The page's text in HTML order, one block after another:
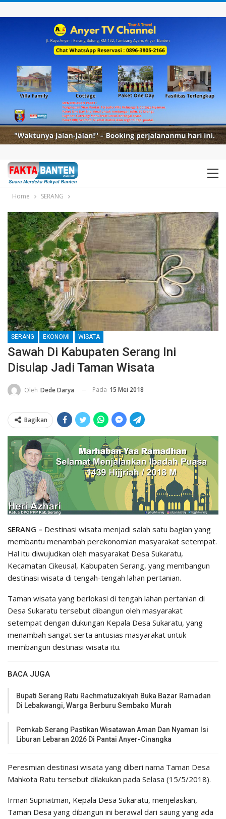
Home SERANG
SERANG EKONOMI WISATA
Sawah Di Kabupaten Serang Ini
Disulap Jadi Taman Wisata
Oleh Dede Darya Pada 15 Mei 2018
Bagikan
SERANG – Destinasi wisata menjadi salah satu bagian yang
membantu menambah perekonomian masyarakat setempat.
Hal itu diwujudkan oleh masyarakat Desa Sukaratu,
Kecamatan Cikeusal, Kabupaten Serang, yang membangun
destinasi wisata di tengah-tengah lahan pertanian.
Taman wisata yang berlokasi di tengah lahan pertanian di
Desa Sukaratu tersebut dibangun oleh masyarakat
setempat dengan dukungan Kepala Desa Sukaratu, yang
menambah sangat serta antusias masyarakat untuk
membangun destinasi wisata itu.
BACA JUGA
Bupati Serang Ratu Rachmatuzakiyah Buka Bazar Ramadan
Di Lebakwangi, Warga Berburu Sembako Murah
Pemkab Serang Pastikan Wisatawan Aman Dan Nyaman Isi
Liburan Lebaran 2026 Di Pantai Anyer-Cinangka
Peresmian destinasi wisata yang diberi nama Taman Desa
Mahkota Ratu tersebut dilakukan pada Selasa (15/5/2018).
Irman Supriatman, Kepala Desa Sukaratu, menjelaskan,
Taman Desa yang dibangun ini berawal dari saung yang ada